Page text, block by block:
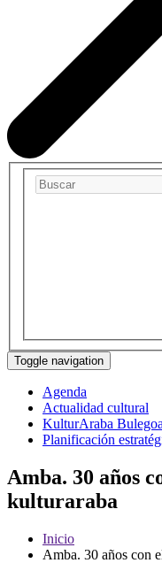
Toggle navigation
Agenda
Actualidad cultural
KulturAraba Bulegoa
Planificación
Amba. 30 años
kulturaraba
Inicio
Amba. 30 años con